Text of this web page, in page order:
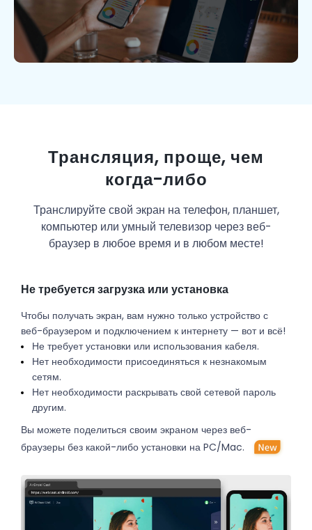
Трансляция, проще, чем
когда-либо
Транслируйте свой экран на телефон, планшет,
компьютер или умный телевизор через веб-
браузер в любое время и в любом месте!
Не требуется загрузка или установка
Чтобы получать экран, вам нужно только устройство с
веб-браузером и подключением к интернету — вот и всё!
Не требует установки или использования кабеля.
Нет необходимости присоединяться к незнакомым
сетям.
Нет необходимости раскрывать свой сетевой пароль
другим.
Вы можете поделиться своим экраном через веб-
браузеры без какой-либо установки на PC/Mac.